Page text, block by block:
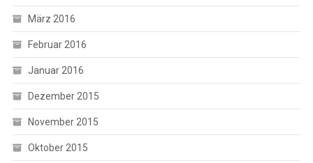
März 2016
Februar 2016
Januar 2016
Dezember 2015
November 2015
Oktober 2015